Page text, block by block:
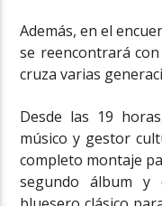
Además, en el
se reencontrará
cruza varias
Desde las 19
músico y gestor
completo montaje
segundo álbum y